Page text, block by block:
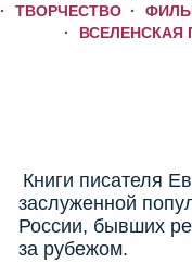
ТВОРЧЕСТВО
ВСЕЛЕНСКАЯ
Книги писателя
заслуженной
России, бывших
за рубежом.